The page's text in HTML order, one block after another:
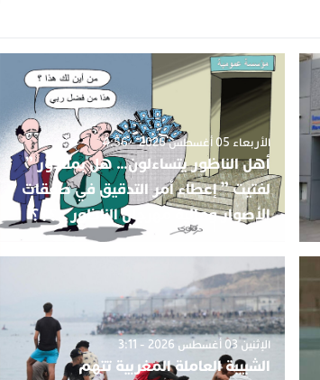
الأربعاء 05 أغسطس 2026 - 4:56
أهل الناظور يتساءلون… هل بمقدور ”
لفتيت ” إعطاء أمر التدقيق في صفقات
الأصوار ومالية مهرجان الناظور ..؟؟؟.
الإثنين 03 أغسطس 2026 - 3:11
الشبيبة العاملة المغربية تتهم